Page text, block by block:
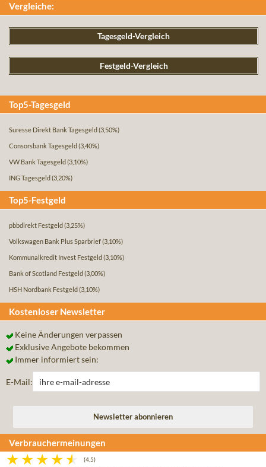
Vergleiche:
Tagesgeld-Vergleich
Festgeld-Vergleich
Top5-Tagesgeld
Suresse Direkt Bank Tagesgeld (3,50%)
Consorsbank Tagesgeld (3,40%)
VW Bank Tagesgeld (3,10%)
ING Tagesgeld (3,20%)
Top5-Festgeld
pbbdirekt Festgeld (3,25%)
Volkswagen Bank Plus Sparbrief(3,10%)
Kommunalkredit Invest Festgeld (3,10%)
Bank of Scotland Festgeld (3,00%)
HSH Nordbank Festgeld (3,10%)
Kostenloser Newsletter
Keine Änderungen verpassen
Exklusive Angebote bekommen
Immer informiert sein:
E-Mail:
Verbrauchermeinungen
(4,5)